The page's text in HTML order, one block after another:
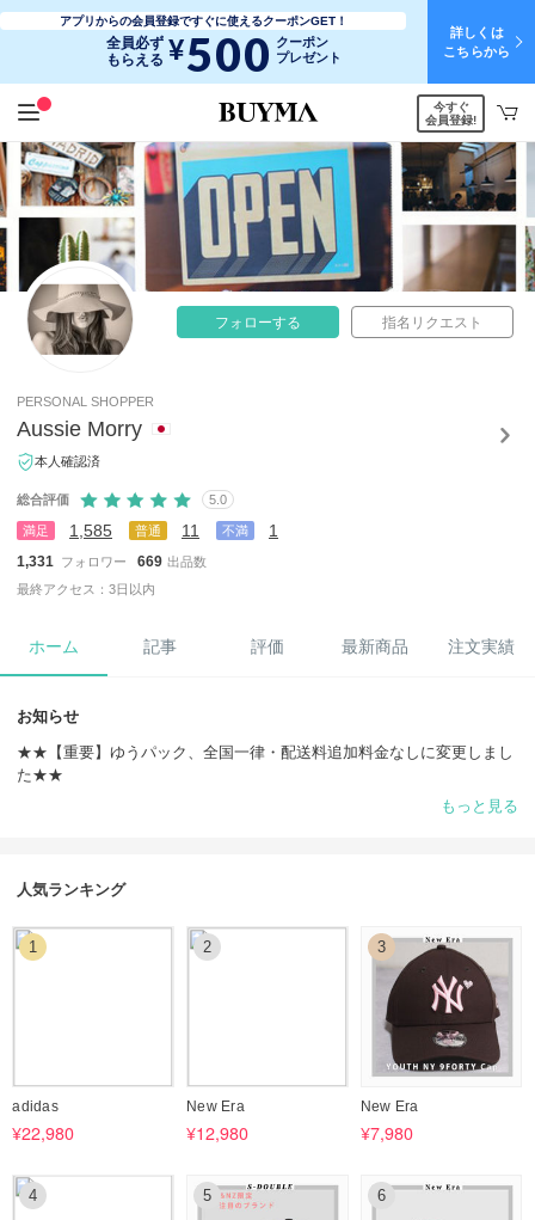
アプリからの会員登録ですぐに使えるクーポンGET！
全員必ず
もらえる ¥500 クーポン
プレゼント
詳しくは
こちらから
今すぐ
会員登録!
フォローする 指名リクエスト
PERSONAL SHOPPER
Aussie Morry
本人確認済
総合評価 5.0
満足 1,585 普通 11 不満 1
1,331 フォロワー 669 出品数
最終アクセス：3日以内
ホーム 記事 評価 最新商品 注文実績
お知らせ
★★【重要】ゆうパック、全国一律・配送料追加料金なしに変更しまし
た★★
お届け先によっては追加料金を設定しておりましたが、全国一律・追加
☆☆ 割引サービス有り ☆☆
当方で複数お買い上げのお客様には割引サービスしております！その際
は、ご注文される前に必ずリクエストからお問い合わせ頂けますようお
出品している商品以外にも買い付けいたしますので、リクエストからお
気軽にご連絡下さい♪
もっと見る
人気ランキング
1
adidas
¥22,980
2
New Era
¥12,980
3
New Era
¥7,980
4 5 6